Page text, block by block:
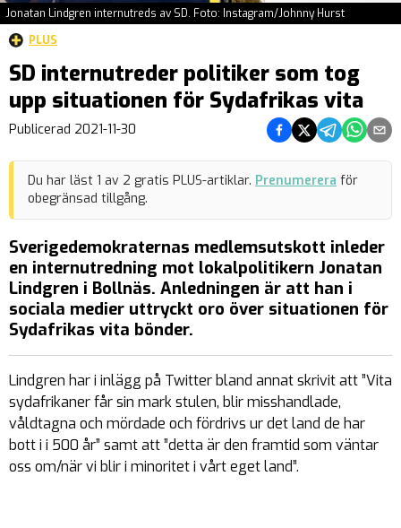
Jonatan Lindgren internutreds av SD. Foto: Instagram/Johnny Hurst
PLUS
SD internutreder politiker som tog
upp situationen för Sydafrikas vita
Publicerad 2021-11-30 Dela på Facebook
Dela på Twitter
Dela påDela på
Dela
Du har läst 1 av 2 gratis PLUS-artiklar. Prenumerera för
obegränsad tillgång.
Sverigedemokraternas medlemsutskott inleder
en internutredning mot lokalpolitikern Jonatan
Lindgren i Bollnäs. Anledningen är att han i
sociala medier uttryckt oro över situationen för
Sydafrikas vita bönder.
Lindgren har i inlägg på Twitter bland annat skrivit att ”Vita
sydafrikaner får sin mark stulen, blir misshandlade,
våldtagna och mördade och fördrivs ur det land de har
bott i i 500 år” samt att ”detta är den framtid som väntar
oss om/när vi blir i minoritet i vårt eget land”.